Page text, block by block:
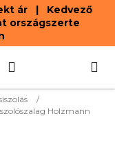
ár | Kedvező
országszerte
KOSÁR
/
Holzmann